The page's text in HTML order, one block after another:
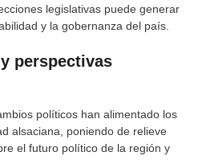
legislativas puede generar
y la gobernanza del país.
perspectivas
políticos han alimentado los
alsaciana, poniendo de relieve
el futuro político de la región y